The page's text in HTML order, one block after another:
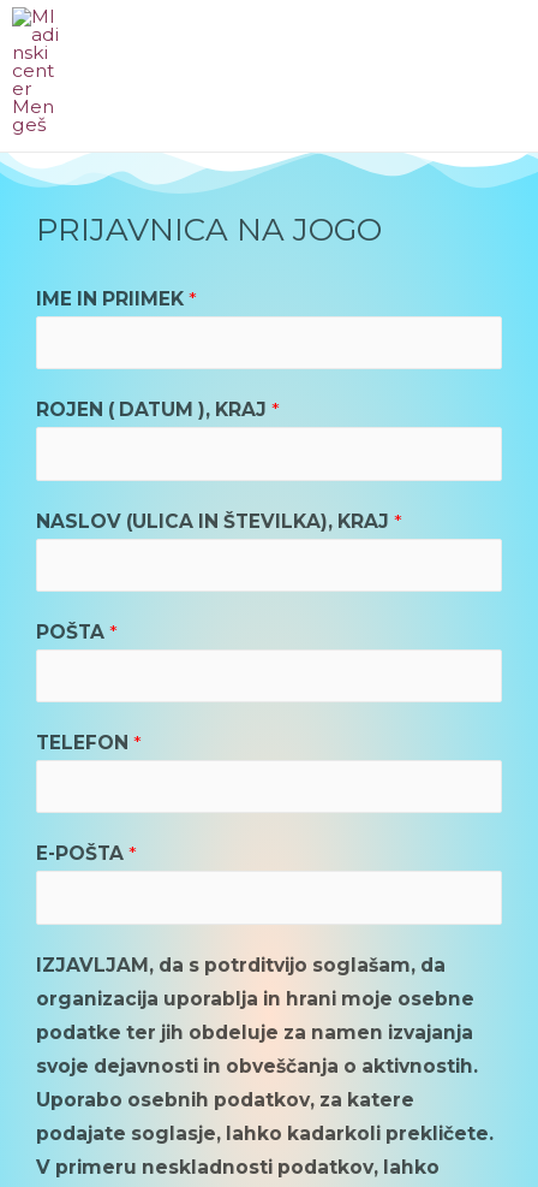
PRIJAVNICA NA JOGO
IME IN PRIIMEK *
ROJEN ( DATUM ), KRAJ *
NASLOV (ULICA IN ŠTEVILKA), KRAJ *
POŠTA *
TELEFON *
E-POŠTA *
IZJAVLJAM, da s potrditvijo soglašam, da
organizacija uporablja in hrani moje osebne
podatke ter jih obdeluje za namen izvajanja
svoje dejavnosti in obveščanja o aktivnostih.
Uporabo osebnih podatkov, za katere
podajate soglasje, lahko kadarkoli prekličete.
V primeru neskladnosti podatkov, lahko